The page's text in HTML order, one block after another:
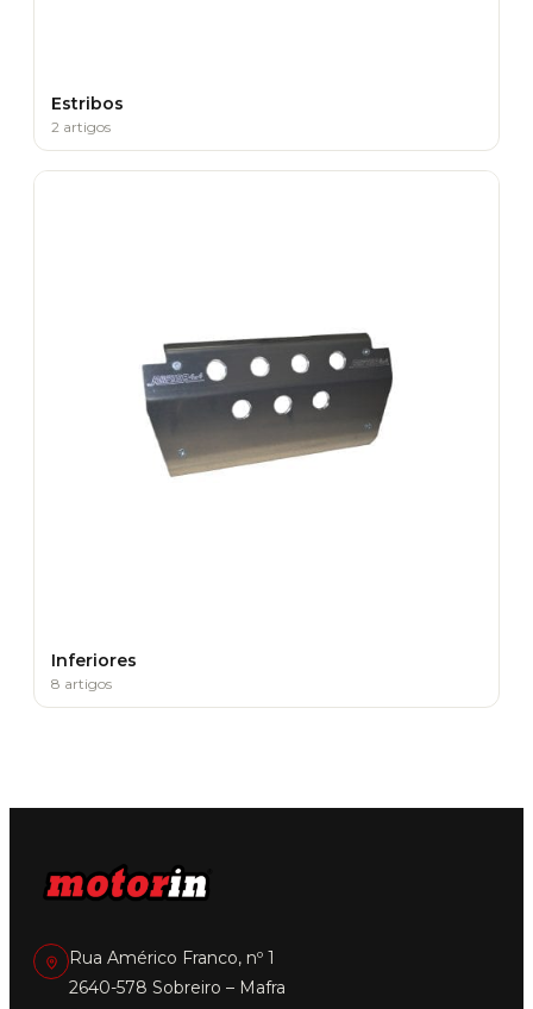
Estribos
2 artigos
Inferiores
8 artigos
Rua Américo Franco, nº 1
2640-578 Sobreiro – Mafra